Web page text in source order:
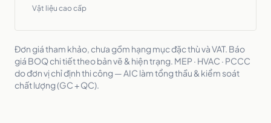
Vật liệu cao cấp
Đơn giá tham khảo, chưa gồm hạng mục đặc thù và VAT. Báo
giá BOQ chi tiết theo bản vẽ & hiện trạng. MEP · HVAC · PCCC
do đơn vị chỉ định thi công — AIC làm tổng thầu & kiểm soát
chất lượng (GC + QC).